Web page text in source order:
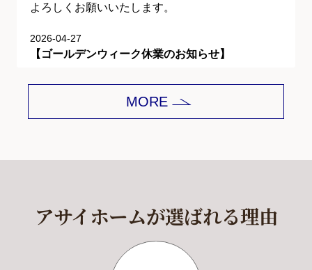
よろしくお願いいたします。
2026-04-27
【ゴールデンウィーク休業のお知らせ】
平素は格別のご愛顧を賜り、誠にありがとうご
下記期間をゴールデンウィーク休業とさせて頂
休業期間中に頂きましたお問い合わせにつきま
2026年5月7日(木)以降、順次対応させて頂きま
MORE
アサイホームが選ばれる理由